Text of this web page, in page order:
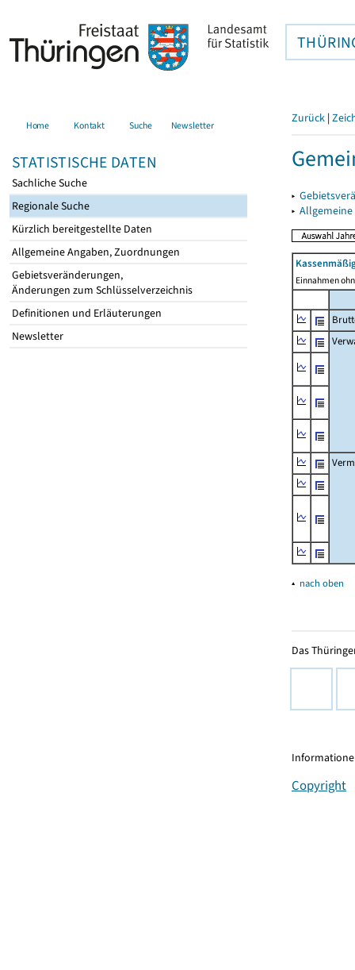
Home Kontakt Suche Newsletter
STATISTISCHE DATEN
Sachliche Suche
Regionale Suche
Kürzlich bereitgestellte Daten
Allgemeine Angaben, Zuordnungen
Gebietsveränderungen,
Änderungen zum Schlüsselverzeichnis
Definitionen und Erläuterungen
Newsletter
Zurück |
▸
▸
Einnahmen
▴ nach oben
Das
Copyright